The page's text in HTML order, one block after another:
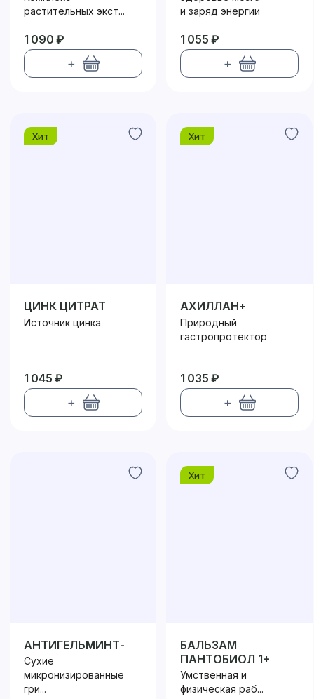
растительных экст...
1 090 ₽
+
и заряд энергии
1 055 ₽
+
Хит
ЦИНК ЦИТРАТ
Источник цинка
1 045 ₽
+
Хит
АХИЛЛАН+
Природный
гастропротектор
1 035 ₽
+
АНТИГЕЛЬМИНТ-
БИО
Сухие
микронизированные
гри...
Хит
БАЛЬЗАМ
ПАНТОБИОЛ 1+
Умственная и
физическая раб...